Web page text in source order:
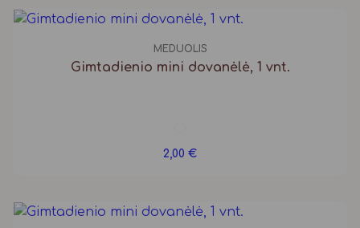
MEDUOLIS
Gimtadienio mini dovanėlė, 1 vnt.
2,00 €